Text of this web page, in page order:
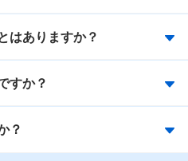
はありますか？
すか？
？